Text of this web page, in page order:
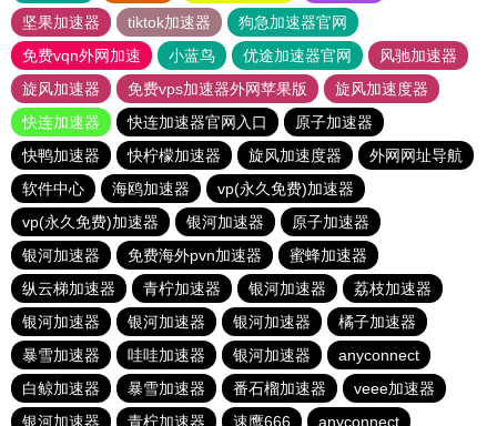
坚果加速器
tiktok加速器
狗急加速器官网
免费vqn外网加速
小蓝鸟 优途加速器官网
风驰加速器
旋风加速器
免费vps加速器外网苹果版
旋风加速度器
快连加速器
快连加速器官网入口
原子加速器
快鸭加速器
快柠檬加速器 旋风加速度器
外网网址导航
软件中心
海鸥加速器
vp(永久免费)加速器
vp(永久免费)加速器
银河加速器
原子加速器
银河加速器
免费海外pvn加速器
蜜蜂加速器
纵云梯加速器
青柠加速器 银河加速器
荔枝加速器
银河加速器
银河加速器 银河加速器
橘子加速器
暴雪加速器
哇哇加速器 银河加速器
anyconnect
白鲸加速器
暴雪加速器 番石榴加速器
veee加速器
银河加速器
青柠加速器 速鹰666 anyconnect